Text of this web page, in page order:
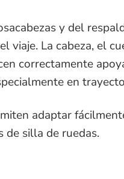
y del
viaje. La cabeza, el
correctamente
en
adaptar
de silla de ruedas.